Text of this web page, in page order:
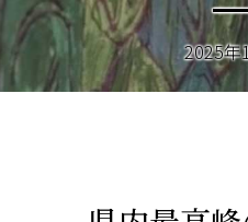
2025年